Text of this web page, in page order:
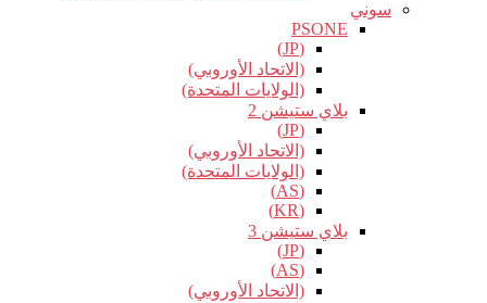
سوني
PSONE
(JP)
(الاتحاد الأوروبي)
(الولايات المتحدة)
بلاي ستيشن 2
(JP)
(الاتحاد الأوروبي)
(الولايات المتحدة)
(AS)
(KR)
بلاي ستيشن 3
(JP)
(AS)
(الاتحاد الأوروبي)